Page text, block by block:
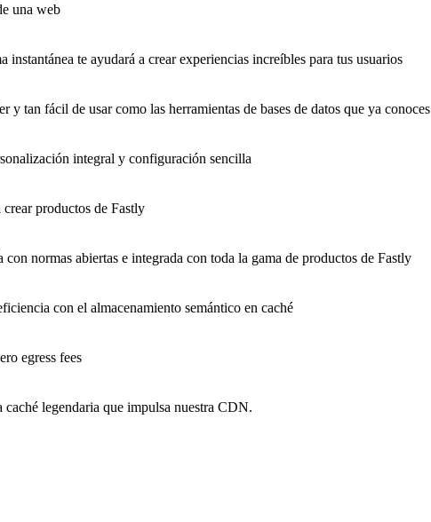
una web
instantánea te ayudará a crear experiencias increíbles para tus usuarios
y tan fácil de usar como las herramientas de bases de datos que ya conoces
integral y configuración sencilla
productos de Fastly
normas abiertas e integrada con toda la gama de productos de Fastly
con el almacenamiento semántico en caché
egress fees
legendaria que impulsa nuestra CDN.